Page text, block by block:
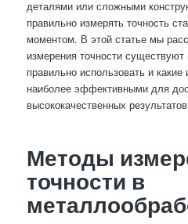
деталями или сложными
правильно измерять точность
моментом. В этой статье мы
измерения точности
правильно использовать и
наиболее эффективными для
высококачественных
Методы
точности в